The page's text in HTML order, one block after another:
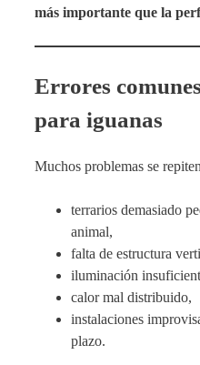
más importante que la
Errores
para iguanas
Muchos problemas se
terrarios demasiado
animal,
falta de estructura
iluminación
calor mal distribuido,
instalaciones
plazo.